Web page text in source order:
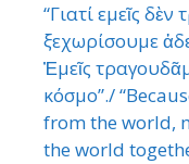
“Γιατί εμεῖς
ξεχωρίσουμε
Ἐμεῖς
κόσμο”./
from the world,
the world